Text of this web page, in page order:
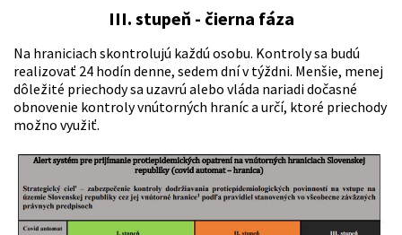
III. stupeň - čierna fáza
Na hraniciach skontrolujú každú osobu. Kontroly sa budú
realizovať 24 hodín denne, sedem dní v týždni. Menšie, menej
dôležité priechody sa uzavrú alebo vláda nariadi dočasné
obnovenie kontroly vnútorných hraníc a určí, ktoré priechody
možno využiť.